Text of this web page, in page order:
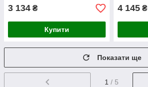
3 134 ₴
Купити
4 145 ₴
Показати ще
1 / 5